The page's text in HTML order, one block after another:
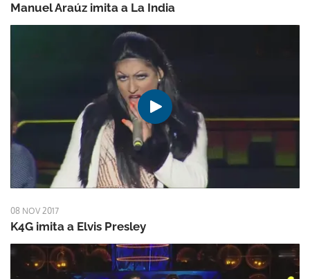
Manuel Araúz imita a La India
08 NOV 2017
K4G imita a Elvis Presley